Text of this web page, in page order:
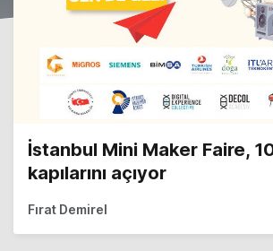
İstanbul Mini Maker Faire,
kapılarını açıyor
Fırat Demirel